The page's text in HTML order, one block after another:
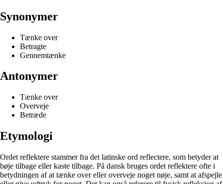
Synonymer
Tænke over
Betragte
Gennemtænke
Antonymer
Tænke over
Overveje
Betræde
Etymologi
Ordet reflektere stammer fra det latinske ord reflectere, som betyder at
bøje tilbage eller kaste tilbage. På dansk bruges ordet reflektere ofte i
betydningen af at tænke over eller overveje noget nøje, samt at afspejle